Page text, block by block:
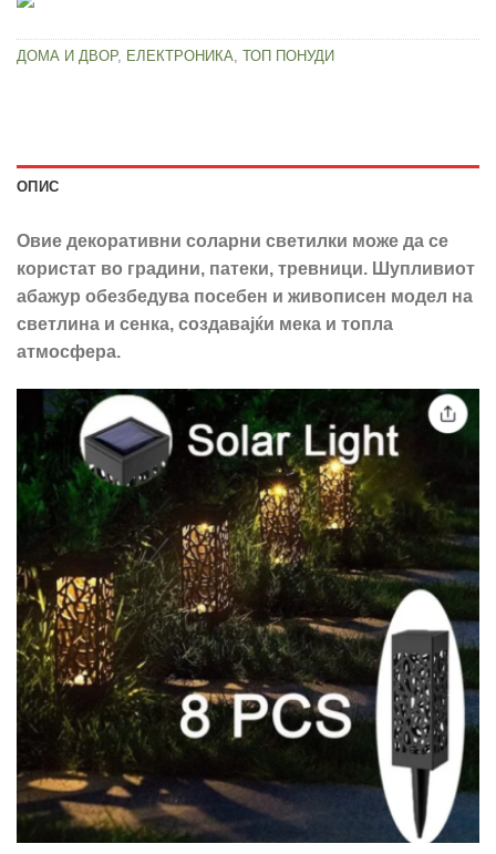
ДОМА И ДВОР, ЕЛЕКТРОНИКА ТОП ПОНУДИ
ОПИС
Овие декоративни соларни светилки може да се
користат во градини, патеки, тревници. Шупливиот
абажур обезбедува посебен и живописен модел на
светлина и сенка, создавајќи мека и топла
атмосфера.